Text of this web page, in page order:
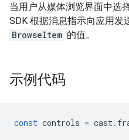
当用户从媒体浏览界面中选
SDK 根据消息指示向应用发
BrowseItem 的值。
示例代码
const controls = cast.